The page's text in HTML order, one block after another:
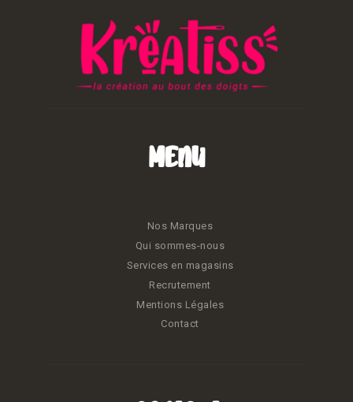
Menu
Nos Marques
Qui sommes-nous
Services en magasins
Recrutement
Mentions Légales
Contact